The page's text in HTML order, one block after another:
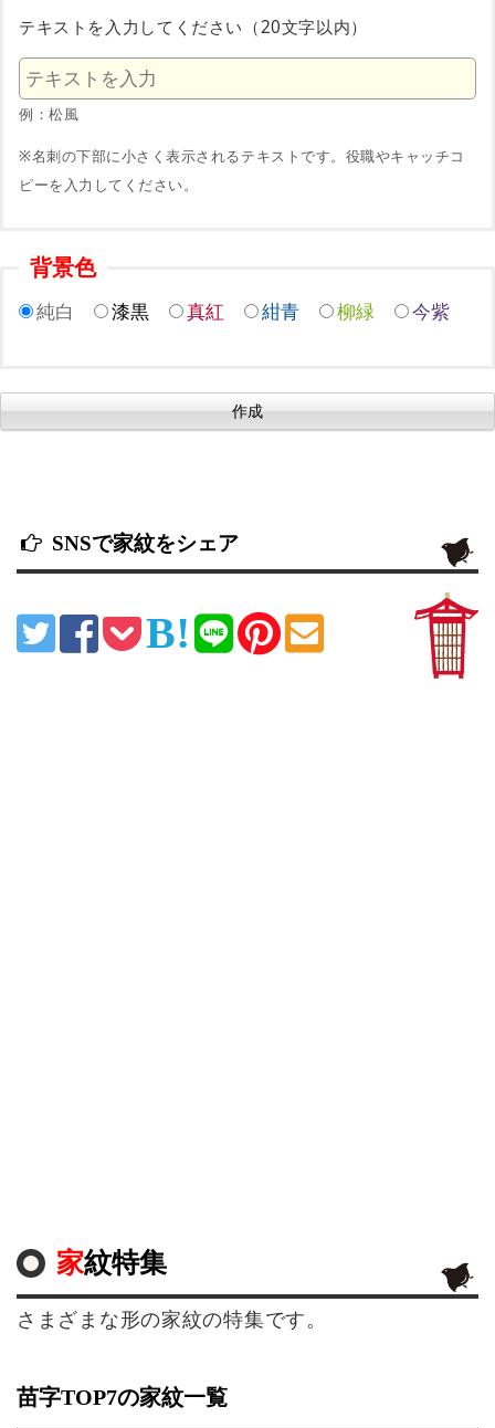
テキストを入力してください（20文字以内）
例：松風
※名刺の下部に小さく表示されるテキストです。役職やキャッチコ
ピーを入力してください。
背景色
純白 漆黒 真紅 紺青 柳緑 今紫
SNSで家紋をシェア
家紋特集
さまざまな形の家紋の特集です。
苗字TOP7の家紋一覧